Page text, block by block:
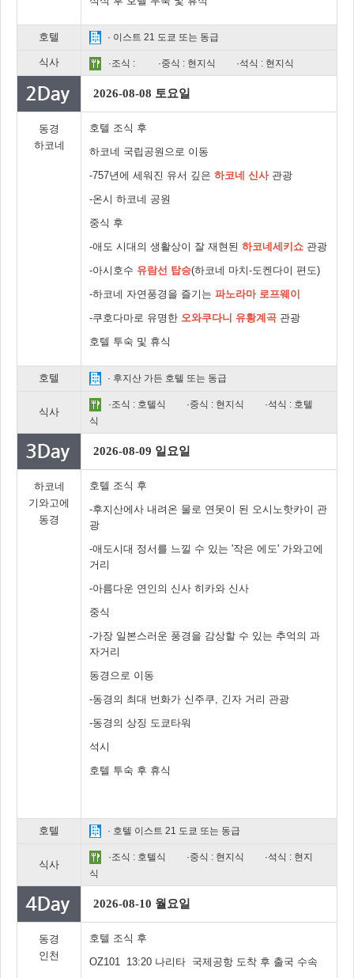
호텔 · 이스트 21 도쿄 또는 동급
식사 ·조식 : ·중식 : 현지식 ·석식 : 현지식
2026-08-08 토요일
동경
하코네
호텔 조식 후
하코네 국립공원으로 이동
-757년에 세워진 유서 깊은 하코네 신사관광
-온시 하코네 공원
중식 후
-애도 시대의 생활상이 잘 재현된 하코네세키쇼 관광
-아시호수 유람선 탑승(하코네 마치-도켄다이 편도)
-하코네 자연풍경을 즐기는 파노라마 로프웨이
-쿠호다마로 유명한 오와쿠다니 유황계곡 관광
호텔 투숙 및 휴식
호텔 · 후지산 가든 호텔 또는 동급
식사
·조식 : 호텔식 ·중식 : 현지식
·석식 : 호텔
식
2026-08-09 일요일
하코네
기와고에
동경
호텔 조식 후
-후지산에사 내려온 물로 연못이 된 오시노핫카이 관
광
-애도시대 정서를 느낄 수 있는 '작은 에도' 가와고에
거리
-아름다운 연인의 신사 히카와 신사
중식
-가장 일본스러운 풍경을 감상할 수 있는 추억의 과
자거리
동경으로 이동
-동경의 최대 번화가 신주쿠, 긴자 거리 관광
-동경의 상징 도쿄타워
석시
호텔 투숙 후 휴식
호텔 · 호텔 이스트 21 도쿄 또는 동급
식사
·조식 : 호텔식 ·중식 : 현지식
·석식 : 현지
식
2026-08-10 월요일
동경
인천
호텔 조식 후
OZ101 13:20 나리타 국제공항 도착 후 출국 수속